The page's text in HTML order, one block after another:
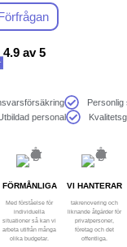
miljöer.
4.9 av 5
Personlig
personal
FÖRMÅNLIGA
Med förståelse för
individuella
situationer så kan vi
arbeta utifrån många
olika budgetar.
VI HANTERAR
takrenovering och
liknande åtgärder för
privatpersoner,
företag och det
offentliga.